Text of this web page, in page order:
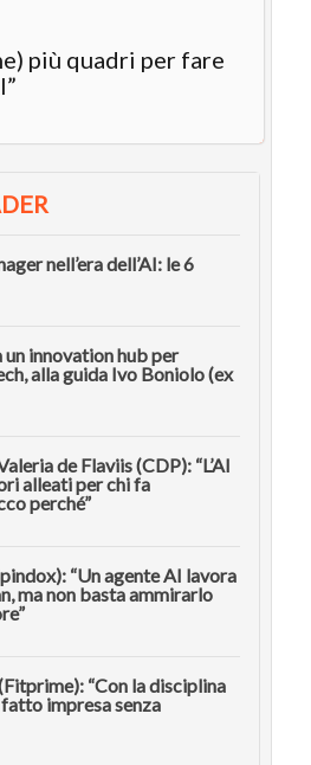
più quadri per fare
nell’era dell’AI: le 6
un innovation hub per
alla guida Ivo Boniolo (ex
de Flaviis (CDP): “L’AI
alleati per chi fa
perché”
“Un agente AI lavora
ma non basta ammirarlo
“Con la disciplina
impresa senza